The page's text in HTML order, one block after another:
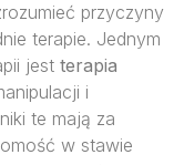
przyczyny
terapie. Jednym
jest terapia
i
te mają za
w stawie